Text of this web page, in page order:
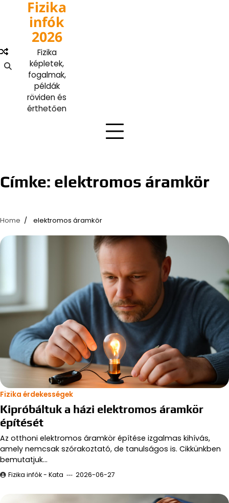
content
Fizika
infók
2026
Fizika
képletek,
fogalmak,
példák
röviden és
érthetően
Címke: elektromos áramkör
Home elektromos áramkör
Fizika érdekességek
Kipróbáltuk a házi elektromos áramkör
építését
Az otthoni elektromos áramkör építése izgalmas kihívás,
amely nemcsak szórakoztató, de tanulságos is. Cikkünkben
bemutatjuk…
Fizika infók - Kata 2026-06-27